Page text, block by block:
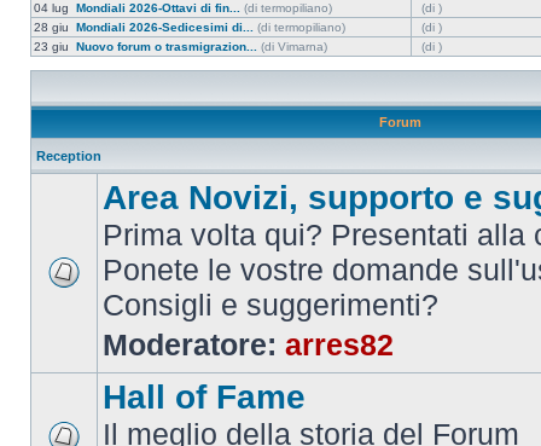
04 lug Mondiali 2026-Ottavi di fin... (di termopiliano)
(di )
28 giu Mondiali 2026-Sedicesimi di... (di termopiliano)
(di )
23 giu Nuovo forum o trasmigrazion... (di Vimarna) (di )
Forum
Reception
Area Novizi, supporto e
Prima volta qui? Presentati alla
Ponete le vostre domande
Consigli e suggerimenti?
Moderatore: arres82
Hall of Fame
Il meglio della storia del Forum